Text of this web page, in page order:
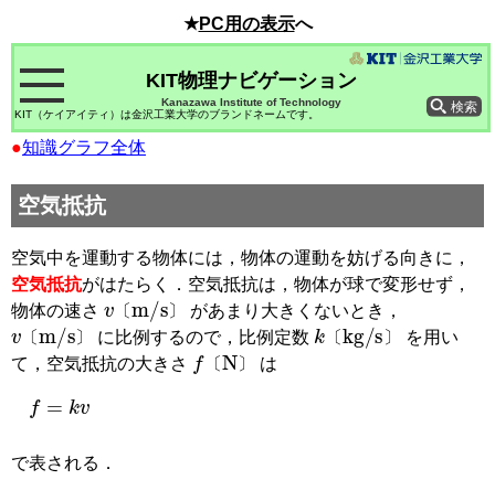
★PC用の表示へ
Kanazawa Institute of Technology
KIT物理ナビゲーション
KIT（ケイアイティ）は金沢工業大学のブランドネームです。
●知識グラフ全体
空気抵抗
空気中を運動する物体には，物体の運動を妨げる向きに，
空気抵抗がはたらく．空気抵抗は，物体が球で変形せず，
物体の速さ
〔 〕
v〔 m/s 〕
があまり大きくないとき，
〔 〕
v〔 m/s〕
に比例するので，比例定数 〔 〕
k〔kg/s〕
を用い
て，空気抵抗の大きさ
〔 〕
f〔N〕
は
=
で表される．